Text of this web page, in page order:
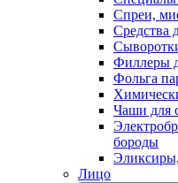
Спреи,
Средства
Филлеры
Фольга
Чаши для
бороды
Лицо